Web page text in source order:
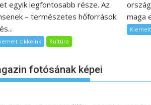
egyik legfontosabb része. Az
– természetes hőforrások
cikkeink Kultúra
maga
Kiemelt
fotósának képei